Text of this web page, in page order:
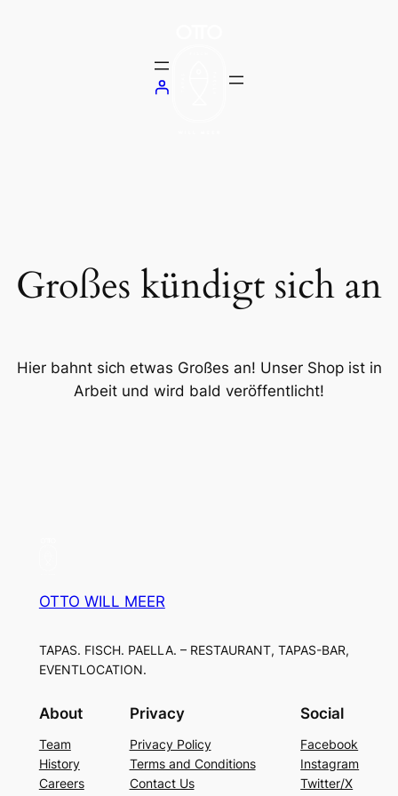
Großes kündigt sich an
Hier bahnt sich etwas Großes an! Unser Shop ist in
Arbeit und wird bald veröffentlicht!
OTTO WILL MEER
TAPAS. FISCH. PAELLA. – RESTAURANT, TAPAS-BAR,
EVENTLOCATION.
About
Team
History
Careers
Privacy
Privacy Policy
Terms and Conditions
Contact Us
Social
Facebook
Instagram
Twitter/X